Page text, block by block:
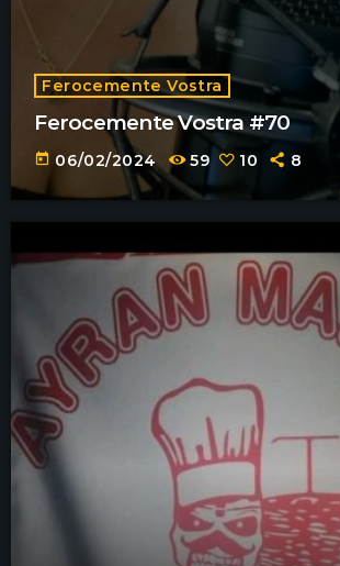
Ferocemente Vostra
Ferocemente Vostra #70
today 06/02/2024 59 10 8